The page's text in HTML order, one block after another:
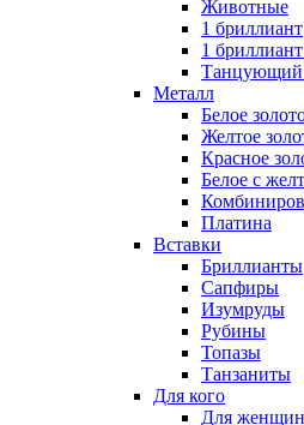
Животные
1 бриллиант
1
Танцующий
Металл
Белое
Желтое
Красное
Белое с
Платина
Вставки
Бриллианты
Сапфиры
Изумруды
Рубины
Топазы
Танзаниты
Для кого
Для женщин